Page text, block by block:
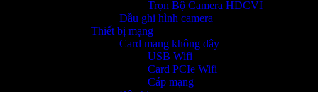
Trọn Bộ Camera HDCVI
Đầu ghi hình camera
Thiết bị mạng
Card mạng không dây
USB Wifi
Card PCIe Wifi
Cáp mạng